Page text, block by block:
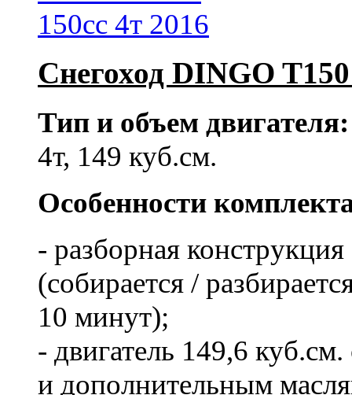
Снегоход DINGO
Тип и объем двигателя:
4т, 149 куб.см.
Особенности
- разборная конструкция
(собирается /
10 минут);
- двигатель 149,6
и дополнительным